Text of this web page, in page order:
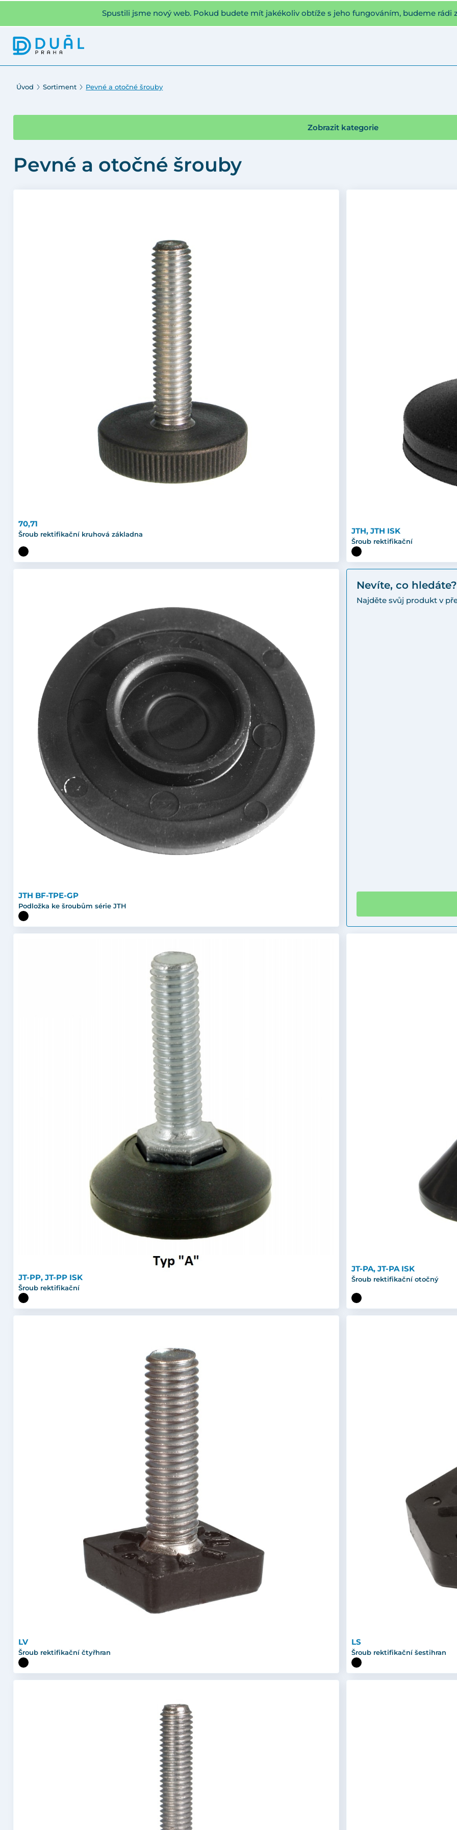
Spustili jsme nový web. Pokud budete mít jakékoliv obtíže s jeho fungováním, budeme rádi
Úvod Sortiment Pevné a otočné šrouby
Zobrazit kategorie
Pevné a otočné šrouby
70,71
Šroub rektifikační kruhová základna JTH, JTH ISK
Šroub rektifikační
JTH BF-TPE-GP
Podložka ke šroubům série JTH
Nevíte, co hledáte?
Najděte svůj produkt v
JT-PP, JT-PP ISK
Šroub rektifikační
JT-PA, JT-PA ISK
Šroub rektifikační otočný
LV
Šroub rektifikační čtyřhran
LS
Šroub rektifikační šestihran